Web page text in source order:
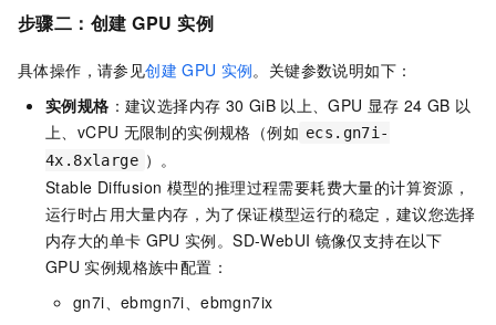
步骤二：创建 GPU 实例
具体操作，请参见创建 GPU 实例。关键参数说明如下：
实例规格 ：建议选择内存 30 GiB 以上、GPU 显存 24 GB 以
上、vCPU 无限制的实例规格（例如 ecs.gn7i-
4x.8xlarge ）。
Stable Diffusion 模型的推理过程需要耗费大量的计算资源，
运行时占用大量内存，为了保证模型运行的稳定，建议您选择
内存大的单卡 GPU 实例。SD-WebUI 镜像仅支持在以下
GPU 实例规格族中配置：
gn7i、ebmgn7i、ebmgn7ix